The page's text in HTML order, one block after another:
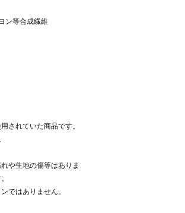
ン等合成繊維
されていた商品です。
や生地の傷等はありま
ではありません。